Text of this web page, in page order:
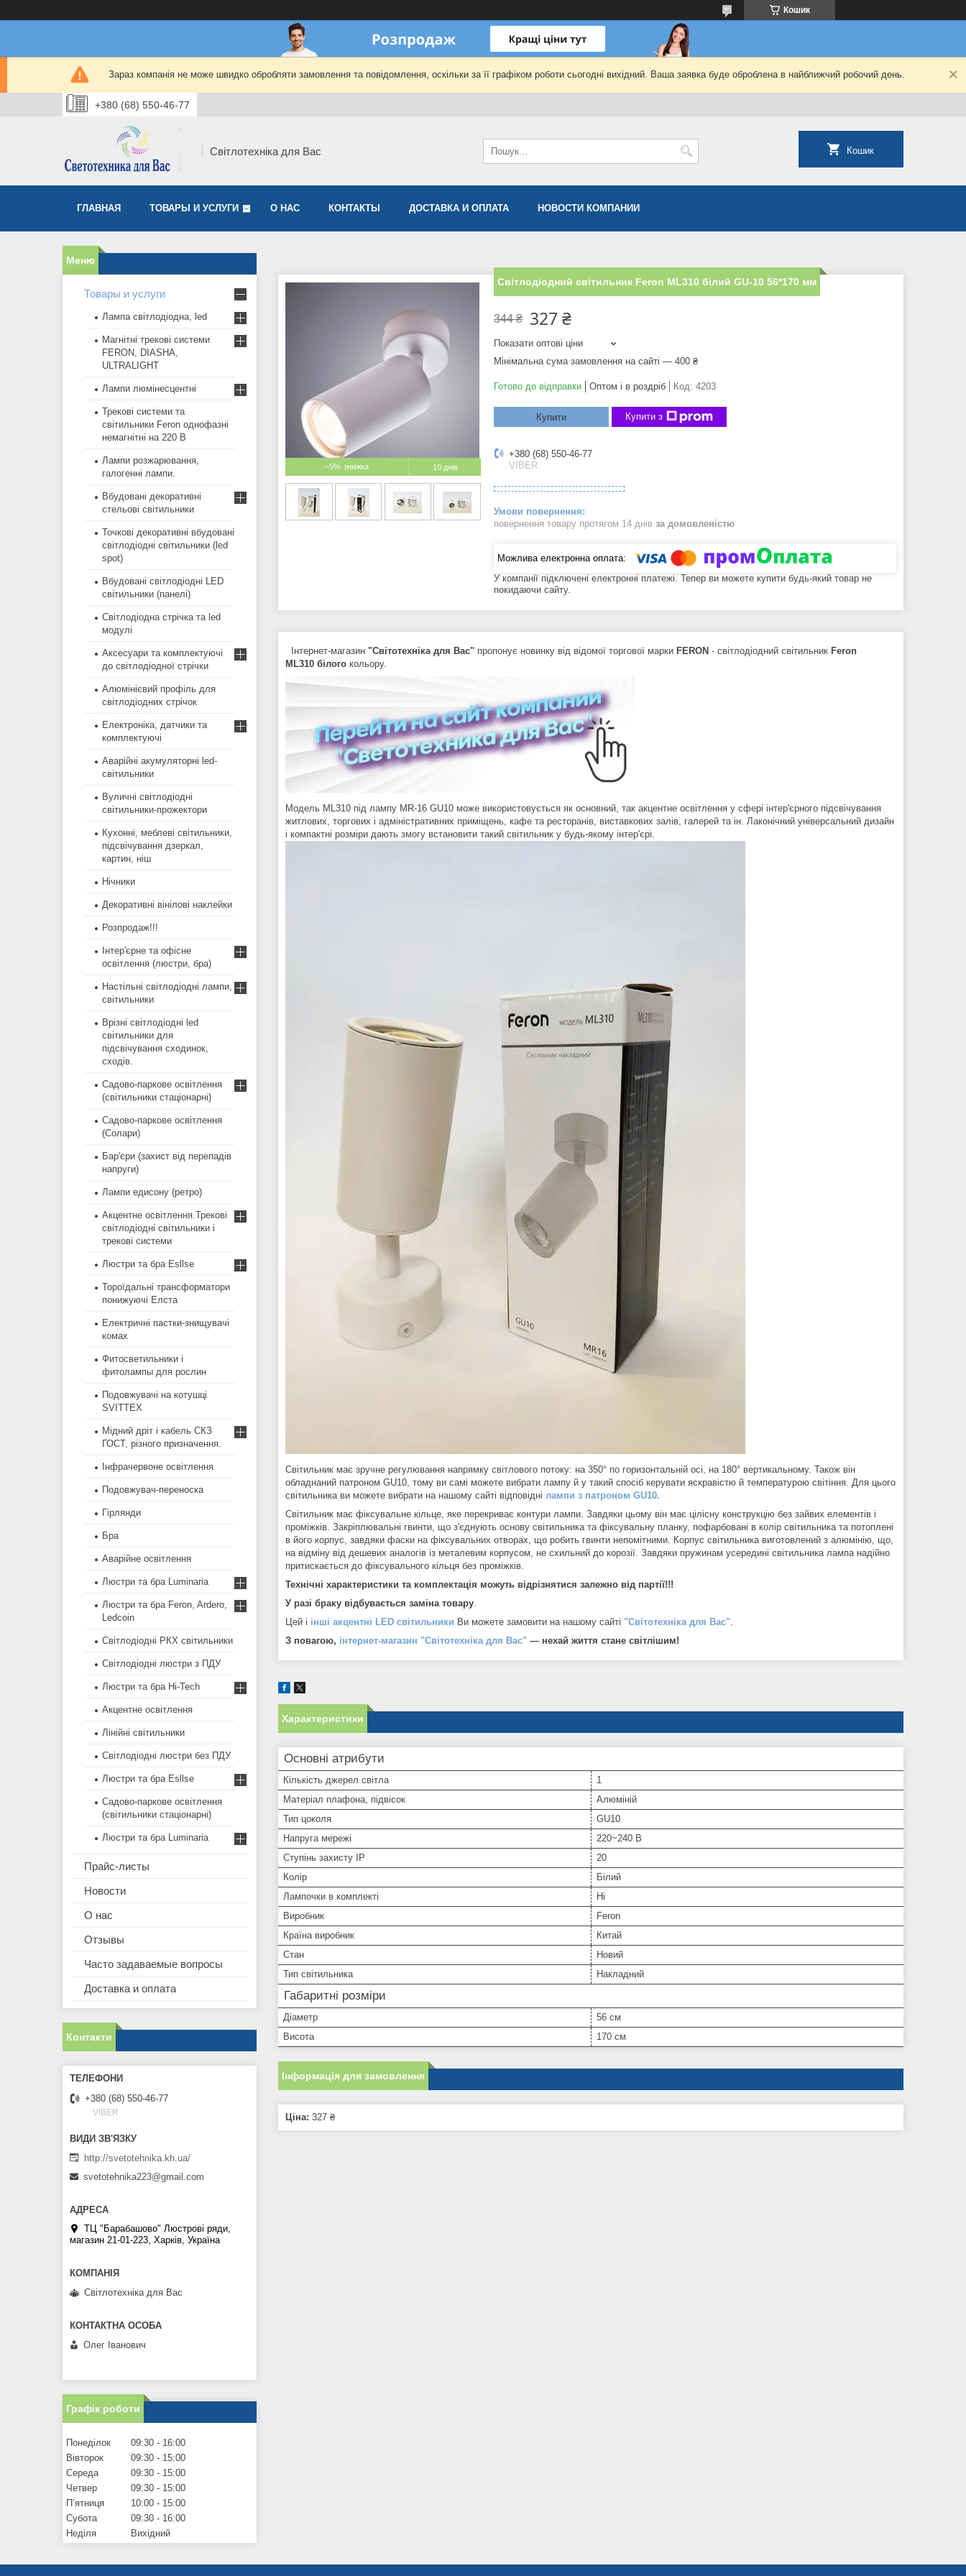
Кошик
Зараз компанія не може швидко обробляти замовлення та повідомлення, оскільки за її графіком роботи сьогодні вихідний. Ваша заявка буде оброблена в найближчий робочий день.
+380 (68) 550-46-77
Світлотехніка для Вас Кошик
ГЛАВНАЯ ТОВАРЫ И УСЛУГИ О НАС КОНТАКТЫ ДОСТАВКА И ОПЛАТА НОВОСТИ КОМПАНИИ
–5% 10 днів
Світлодіодний світильник Feron МL310 білий GU-10 56*170 мм
344 ₴ 327 ₴
Показати оптові ціни
Мінімальна сума замовлення на сайті — 400 ₴
Готово до відправки Оптом і в роздріб Код: 4203
Купити Купити з
+380 (68) 550-46-77
VIBER
повернення товару протягом 14 днів за домовленістю
У компанії підключені електронні платежі. Тепер ви можете купити будь-який товар не
покидаючи сайту.
Інтернет-магазин "Світотехніка для Вас" пропонує новинку від відомої торгової марки FERON - світлодіодний світильник Feron
ML310 білого кольору.
Модель ML310 під лампу MR-16 GU10 може використовується як основний, так акцентне освітлення у сфері інтер'єрного підсвічування
житлових, торгових і адміністративних приміщень, кафе та ресторанів, виставкових залів, галерей та ін. Лаконічний універсальний дизайн
і компактні розміри дають змогу встановити такий світильник у будь-якому інтер'єрі.
Світильник має зручне регулювання напрямку світлового потоку: на 350° по горизонтальній осі, на 180° вертикальному. Також він
обладнаний патроном GU10, тому ви самі можете вибрати лампу й у такий спосіб керувати яскравістю й температурою світіння. Для цього
світильника ви можете вибрати на нашому сайті відповідні лампи з патроном GU10.
Світильник має фіксувальне кільце, яке перекриває контури лампи. Завдяки цьому він має цілісну конструкцію без зайвих елементів і
проміжків. Закріплювальні гвинти, що з'єднують основу світильника та фіксувальну планку, пофарбовані в колір світильника та потоплені
в його корпус, завдяки фаски на фіксувальних отворах, що робить гвинти непомітними. Корпус світильника виготовлений з алюмінію, що,
на відміну від дешевих аналогів із металевим корпусом, не схильний до корозії. Завдяки пружинам усередині світильника лампа надійно
притискається до фіксувального кільця без проміжків.
Технічні характеристики та комплектація можуть відрізнятися залежно від партії!!!
У разі браку відбувається заміна товару
Цей і інші акцентні LED світильники Ви можете замовити на нашому сайті "Світотехніка для Вас"
З повагою, інтернет-магазин "Світотехніка для Вас" — нехай життя стане світлішим!
Характеристики
Основні атрибути
Кількість джерел світла
1
Матеріал плафона, підвісок
Алюміній
Тип цоколя
GU10
Напруга мережі
220~240 В
Ступінь захисту IP
20
Колір
Білий
Лампочки в комплекті
Ні
Виробник
Feron
Країна виробник
Китай
Стан
Новий
Тип світильника
Накладний
Габаритні розміри
Діаметр
56 см
Висота
170 см
Інформація для замовлення
Ціна: 327 ₴
Товары и услуги
Лампа світлодіодна, led
Магнітні трекові системи
FERON, DIASHA,
ULTRALIGHT
Лампи люмінесцентні
Трекові системи та
світильники Feron однофазні
немагнітні на 220 В
Лампи розжарювання,
галогенні лампи.
Вбудовані декоративні
стельові світильники
Точкові декоративні вбудовані
світлодіодні світильники (led
spot)
Вбудовані світлодіодні LED
світильники (панелі)
Світлодіодна стрічка та led
модулі
Аксесуари та комплектуючі
до світлодіодної стрічки
Алюмінієвий профіль для
світлодіодних стрічок
Електроніка, датчики та
комплектуючі
Аварійні акумуляторні led-
світильники
Вуличні світлодіодні
світильники-прожектори
Кухонні, меблеві світильники,
підсвічування дзеркал,
картин, ніш
Нічники
Декоративні вінілові наклейки
Розпродаж!!!
Інтер'єрне та офісне
освітлення (люстри, бра)
Настільні світлодіодні лампи,
світильники
Врізні світлодіодні led
світильники для
підсвічування сходинок,
сходів.
Садово-паркове освітлення
(світильники стаціонарні)
Садово-паркове освітлення
(Солари)
Бар'єри (захист від перепадів
напруги)
Лампи едисону (ретро)
Акцентне освітлення.Трекові
світлодіодні світильники і
трекові системи
Люстри та бра Esllse
Тороїдальні трансформатори
понижуючі Елста
Електричні пастки-знищувачі
комах
Фитосветильники і
фитолампы для рослин
Подовжувачі на котушці
SVITTEX
Мідний дріт і кабель СКЗ
ГОСТ, різного призначення.
Інфрачервоне освітлення
Подовжувач-переноска
Гірлянди
Бра
Аварійне освітлення
Люстри та бра Luminaria
Люстри та бра Feron, Ardero,
Ledcoin
Світлодіодні РКХ світильники
Світлодіодні люстри з ПДУ
Люстри та бра Hi-Tech
Акцентне освітлення
Лінійні світильники
Світлодіодні люстри без ПДУ
Люстри та бра Esllse
Садово-паркове освітлення
(світильники стаціонарні)
Люстри та бра Luminaria
Прайс-листы
Новости
О нас
Отзывы
Часто задаваемые вопросы
Доставка и оплата
Контакти
+380 (68) 550-46-77
VIBER
http://svetotehnika.kh.ua/
svetotehnika223@gmail.com
ТЦ "Барабашово" Люстрові ряди,
магазин 21-01-223, Харків, Україна
Світлотехніка для Вас
Олег Іванович
Графік роботи
Понеділок 09:30
16:00
Вівторок
09:30
15:00
Середа
09:30
15:00
Четвер
09:30
15:00
Пʼятниця
10:00
15:00
Субота
09:30
16:00
Неділя
Вихідний